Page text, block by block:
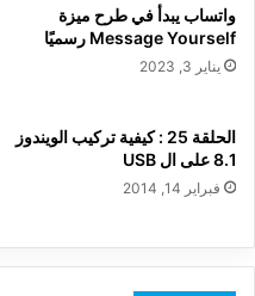
واتساب يبدأ في طرح ميزة
Message Yourself رسميًا
يناير 3, 2023
الحلقة 25 : كيفية تركيب الويندوز
8.1 على ال USB
فبراير 14, 2014